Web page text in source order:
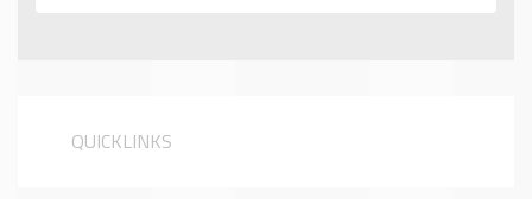
QUICKLINKS